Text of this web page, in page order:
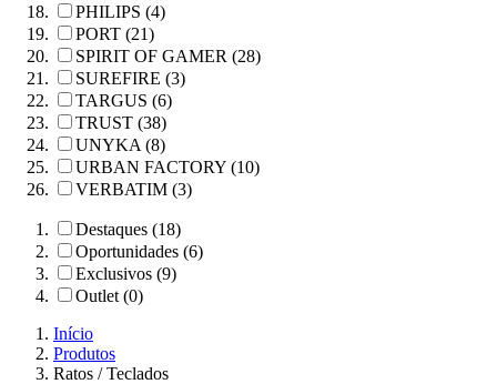
PHILIPS (4)
PORT (21)
SPIRIT OF GAMER (28)
SUREFIRE (3)
TARGUS (6)
TRUST (38)
UNYKA (8)
URBAN FACTORY (10)
VERBATIM (3)
Destaques (18)
Oportunidades (6)
Exclusivos (9)
Outlet (0)
Início
Produtos
Ratos / Teclados